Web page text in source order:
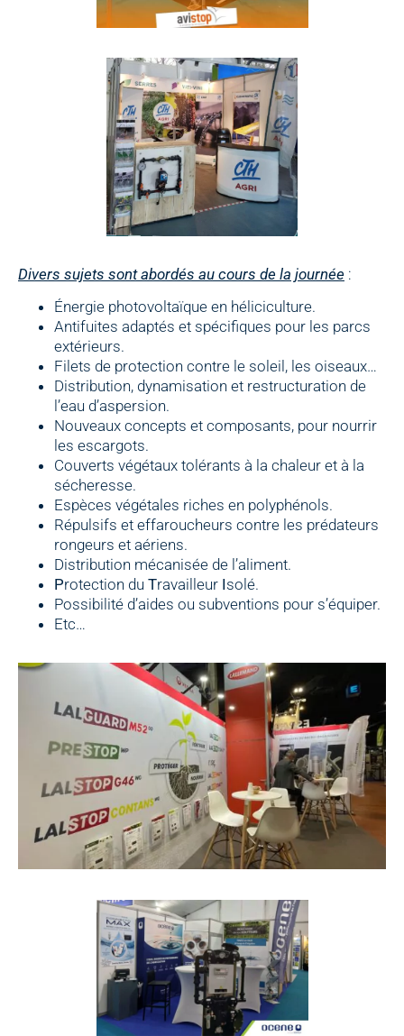
Divers sujets sont abordés au cours de la journée :
Énergie photovoltaïque en héliciculture.
Antifuites adaptés et spécifiques pour les parcs
extérieurs.
Filets de protection contre le soleil, les oiseaux…
Distribution, dynamisation et restructuration de
l’eau d’aspersion.
Nouveaux concepts et composants, pour nourrir
les escargots.
Couverts végétaux tolérants à la chaleur et à la
sécheresse.
Espèces végétales riches en polyphénols.
Répulsifs et effaroucheurs contre les prédateurs
rongeurs et aériens.
Distribution mécanisée de l’aliment.
Protection du Travailleur Isolé.
Possibilité d’aides ou subventions pour s’équiper.
Etc…